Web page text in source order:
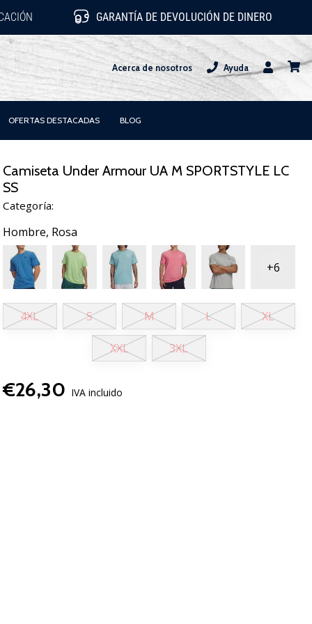
GARANTÍA DE DEVOLUCIÓN DE DINERO
Acerca de nosotros
Ayuda
Usuario
OFERTAS DESTACADAS BLOG
Camiseta Under Armour UA M SPORTSTYLE LC
SS
Categoría:
Hombre, Rosa
+6
4XL S M L XL
XXL 3XL
€26,30 IVA incluido